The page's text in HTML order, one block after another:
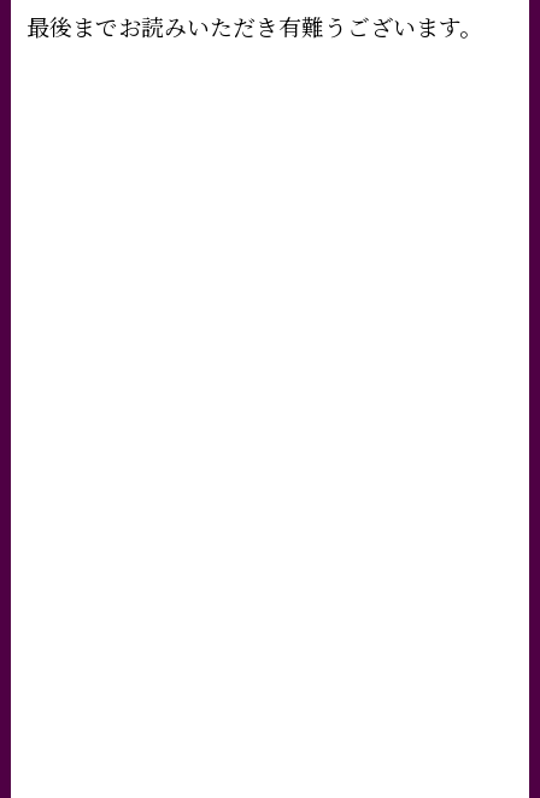
最後までお読みいただき有難うございます。